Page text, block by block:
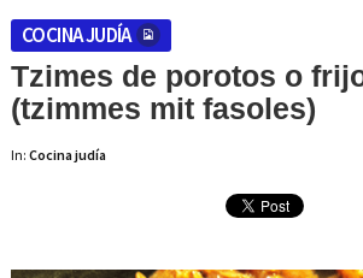
COCINA JUDÍA
Tzimes de porotos o
(tzimmes mit fasoles)
In: Cocina judía